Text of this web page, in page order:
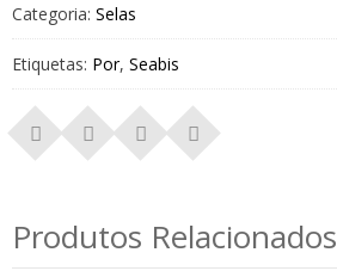
Categoria: Selas
Etiquetas: Por, Seabis
Produtos Relacionados